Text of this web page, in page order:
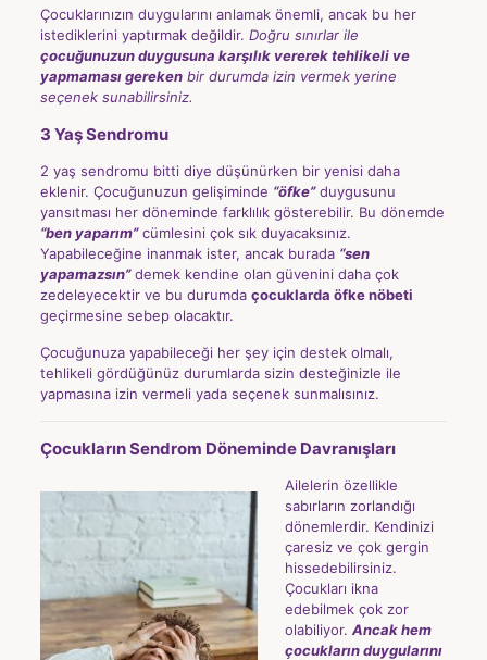
Çocuklarınızın duygularını anlamak önemli, ancak bu her
istediklerini yaptırmak değildir. Doğru sınırlar ile
çocuğunuzun duygusuna karşılık vererek tehlikeli ve
yapmaması gerekenbir durumda izin vermek yerine
seçenek sunabilirsiniz.
3 Yaş Sendromu
2 yaş sendromu bitti diye düşünürken bir yenisi daha
eklenir. Çocuğunuzun gelişiminde “öfke”duygusunu
yansıtması her döneminde farklılık gösterebilir. Bu dönemde
“ben yaparım” cümlesini çok sık duyacaksınız.
Yapabileceğine inanmak ister, ancak burada “sen
yapamazsın”demek kendine olan güvenini daha çok
zedeleyecektir ve bu durumda çocuklarda öfke nöbeti
geçirmesine sebep olacaktır.
Çocuğunuza yapabileceği her şey için destek olmalı,
tehlikeli gördüğünüz durumlarda sizin desteğinizle ile
yapmasına izin vermeli yada seçenek sunmalısınız.
Çocukların Sendrom Döneminde Davranışları
Ailelerin özellikle
sabırların zorlandığı
dönemlerdir. Kendinizi
çaresiz ve çok gergin
hissedebilirsiniz.
Çocukları ikna
edebilmek çok zor
olabiliyor. Ancak hem
çocukların duygularını